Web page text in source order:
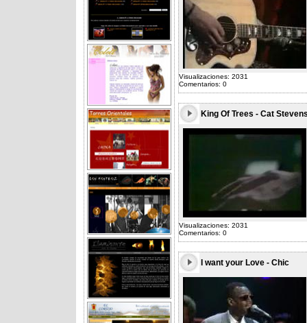
Visualizaciones: 2031
Comentarios: 0
King Of Trees - Cat
Visualizaciones: 2031
Comentarios: 0
I want your Love - Chic